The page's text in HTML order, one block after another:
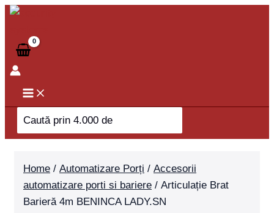
Skip
content
Search
for:
Home / Automatizare Porți / Accesorii
automatizare porti si bariere / Articulație Brat
Barieră 4m BENINCA LADY.SN
Articulație
Barieră
4m
LADY.SN
quantity